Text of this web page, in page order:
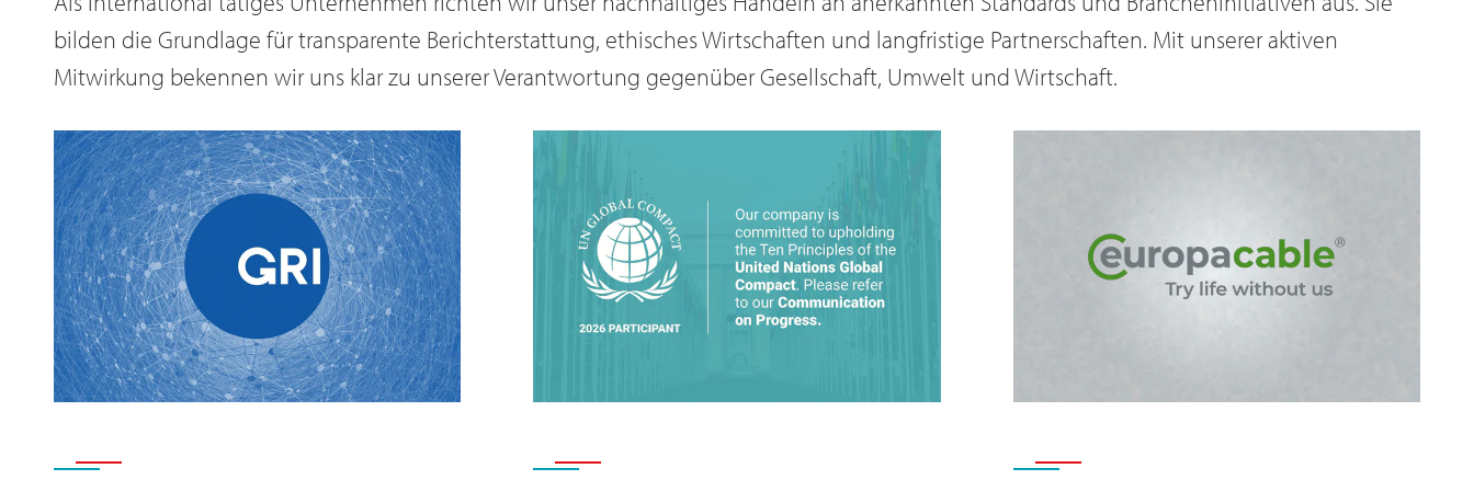
2014 | Verhaltenskodex für Lieferanten
Dieser Verhaltenskodex verpflichtet Lieferanten auf
Dätwylers Nachhaltigkeitsziele. Enthalten ist auch ein
Heizenergie aus einem nahe gelegenen Holzheizwerk.
bilden die Grundlage für transparente Berichterstattung, ethisches Wirtschaften und langfristige Partnerschaften. Mit unserer aktiven
Mitwirkung bekennen wir uns klar zu unserer Verantwortung gegenüber Gesellschaft, Umwelt und Wirtschaft.